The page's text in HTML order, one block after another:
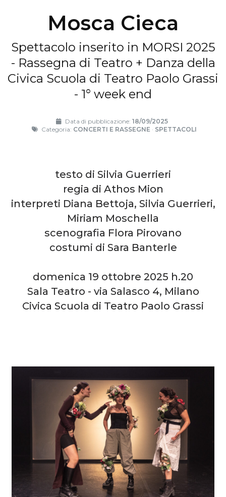
Mosca Cieca
Spettacolo inserito in MORSI 2025
- Rassegna di Teatro + Danza della
Civica Scuola di Teatro Paolo Grassi
- 1° week end
Data di pubblicazione: 18/09/2025
Categoria: CONCERTI E RASSEGNE · SPETTACOLI
testo di Silvia Guerrieri
regia di Athos Mion
interpreti Diana Bettoja, Silvia Guerrieri,
Miriam Moschella
scenografia Flora Pirovano
costumi di Sara Banterle
domenica 19 ottobre 2025 h.20
Sala Teatro - via Salasco 4, Milano
Civica Scuola di Teatro Paolo Grassi